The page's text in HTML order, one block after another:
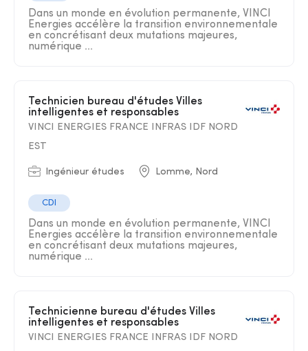
Dans un monde en évolution permanente, VINCI
Energies accélère la transition environnementale
en concrétisant deux mutations majeures,
numérique ...
intelligentes et responsables
VINCI ENERGIES FRANCE INFRAS IDF NORD
EST
Ingénieur études Lomme, Nord
CDI
Dans un monde en évolution permanente, VINCI
Energies accélère la transition environnementale
en concrétisant deux mutations majeures,
numérique ...
intelligentes et responsables
VINCI ENERGIES FRANCE INFRAS IDF NORD